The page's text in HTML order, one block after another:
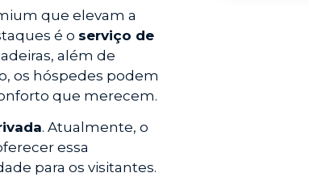
que elevam a
é o serviço de
além de
os hóspedes podem
que merecem.
. Atualmente, o
essa
para os visitantes.